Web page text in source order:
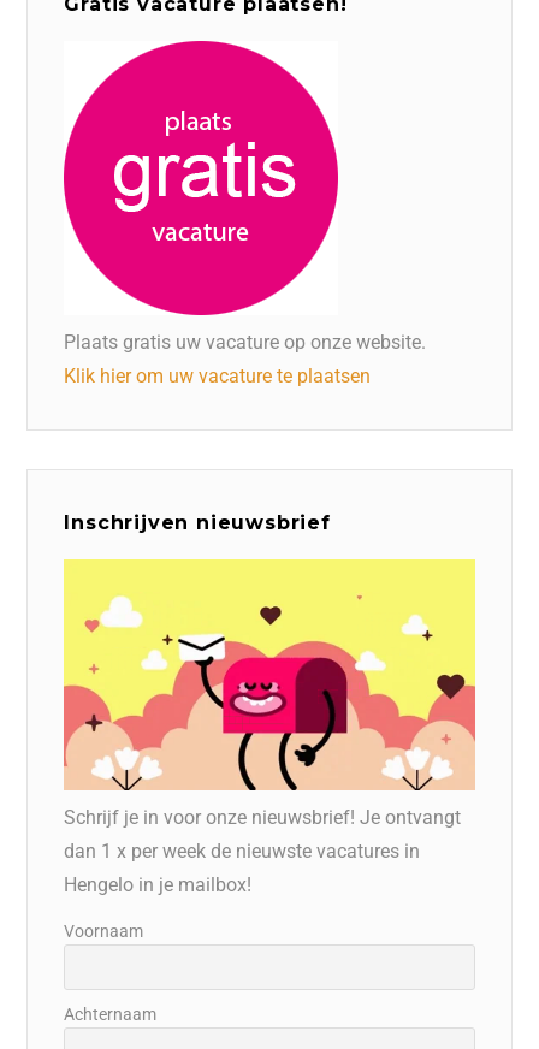
Plaats gratis uw vacature op onze website.
Klik hier om uw vacature te plaatsen
Inschrijven nieuwsbrief
Schrijf je in voor onze nieuwsbrief! Je ontvangt
dan 1 x per week de nieuwste vacatures in
Hengelo in je mailbox!
Voornaam
Achternaam